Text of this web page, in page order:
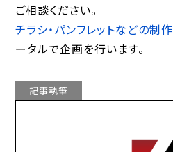
ご相談ください。
チラシ・パンフレットなどの制作
ータルで企画を行います。
記事執筆